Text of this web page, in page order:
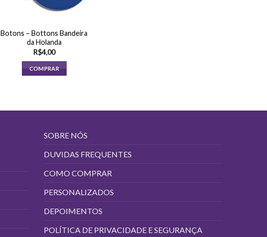
Botons – Bottons Bandeira
da Holanda
R$4,00
COMPRAR
SOBRE NÓS
DUVIDAS FREQUENTES
COMO COMPRAR
PERSONALIZADOS
DEPOIMENTOS
POLÍTICA DE PRIVACIDADE E SEGURANÇA